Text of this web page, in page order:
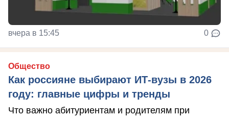
вчера в 15:45 0
Общество
Как россияне выбирают ИТ-вузы в 2026
году: главные цифры и тренды
Что важно абитуриентам и родителям при